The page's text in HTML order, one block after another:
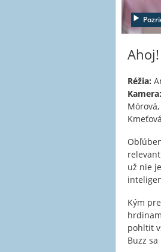
Réžia:
Kamera:
už nie
Kým
pohltit
Buzz